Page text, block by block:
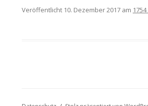
Veröffentlicht 10. Dezember 2017 am